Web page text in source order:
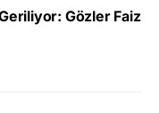
Gözler Faiz